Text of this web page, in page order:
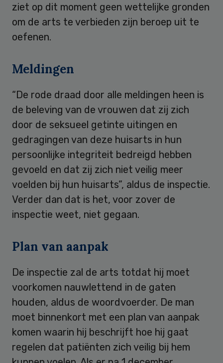
ziet op dit moment geen wettelijke gronden
om de arts te verbieden zijn beroep uit te
oefenen.
Meldingen
“De rode draad door alle meldingen heen is
de beleving van de vrouwen dat zij zich
door de seksueel getinte uitingen en
gedragingen van deze huisarts in hun
persoonlijke integriteit bedreigd hebben
gevoeld en dat zij zich niet veilig meer
voelden bij hun huisarts”, aldus de inspectie.
Verder dan dat is het, voor zover de
inspectie weet, niet gegaan.
Plan van aanpak
De inspectie zal de arts totdat hij moet
voorkomen nauwlettend in de gaten
houden, aldus de woordvoerder. De man
moet binnenkort met een plan van aanpak
komen waarin hij beschrijft hoe hij gaat
regelen dat patiënten zich veilig bij hem